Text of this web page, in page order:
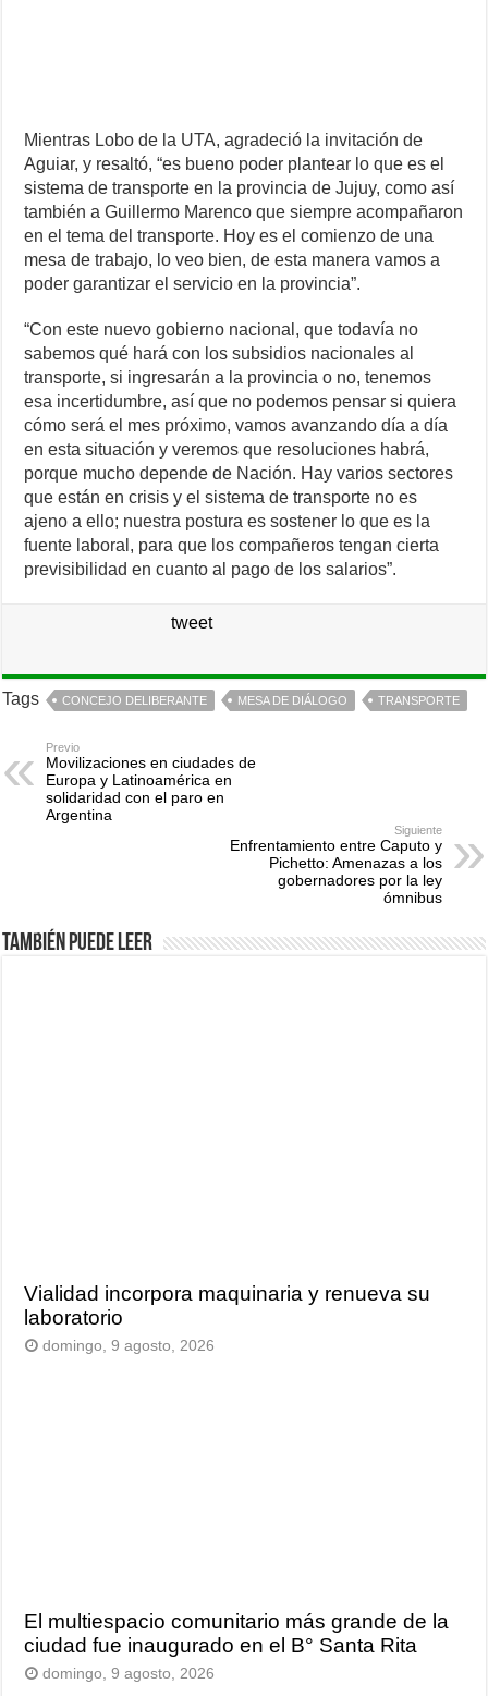
Mientras Lobo de la UTA, agradeció la invitación de
Aguiar, y resaltó, “es bueno poder plantear lo que es el
sistema de transporte en la provincia de Jujuy, como así
también a Guillermo Marenco que siempre acompañaron
en el tema del transporte. Hoy es el comienzo de una
mesa de trabajo, lo veo bien, de esta manera vamos a
poder garantizar el servicio en la provincia”.
“Con este nuevo gobierno nacional, que todavía no
sabemos qué hará con los subsidios nacionales al
transporte, si ingresarán a la provincia o no, tenemos
esa incertidumbre, así que no podemos pensar si quiera
cómo será el mes próximo, vamos avanzando día a día
en esta situación y veremos que resoluciones habrá,
porque mucho depende de Nación. Hay varios sectores
que están en crisis y el sistema de transporte no es
ajeno a ello; nuestra postura es sostener lo que es la
fuente laboral, para que los compañeros tengan cierta
previsibilidad en cuanto al pago de los salarios”.
tweet
Tags CONCEJO DELIBERANTE MESA DE DIÁLOGO TRANSPORTE
Previo
Movilizaciones en ciudades de
Europa y Latinoamérica en
solidaridad con el paro en
Argentina
Siguiente
Enfrentamiento entre Caputo y
Pichetto: Amenazas a los
gobernadores por la ley
ómnibus
También puede leer
Vialidad incorpora maquinaria y renueva su
laboratorio
domingo, 9 agosto, 2026
El multiespacio comunitario más grande de la
ciudad fue inaugurado en el B° Santa Rita
domingo, 9 agosto, 2026